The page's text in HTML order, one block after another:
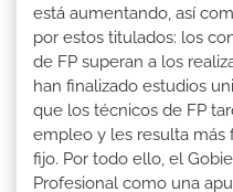
está aumentando, así
por estos titulados: los
de FP superan a los
han finalizado estudios
que los técnicos de FP
empleo y les resulta más
fijo. Por todo ello, el
Profesional como una